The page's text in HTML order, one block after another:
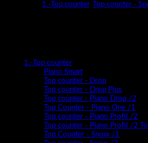
1.-Top counter, Top counter -
1.-Top counter
Piano Smart
Top counter - Drop
Top counter - Drop Plus
Top counter - Piano Drop /2
Top Counter - Piano One /1
Top counter - Piano Profil /2
Top counter - Piano Profil /2
Top Counter - Snow /1